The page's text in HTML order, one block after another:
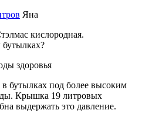
Яна
кислородная.
здоровья
бутылках под более высоким
Крышка 19 литровых
выдержать это давление.